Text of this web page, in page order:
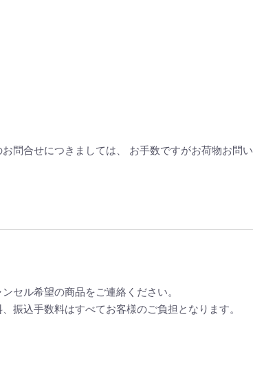
合せにつきましては、 お手数ですがお荷物お問い
セル希望の商品をご連絡ください。
振込手数料はすべてお客様のご負担となります。